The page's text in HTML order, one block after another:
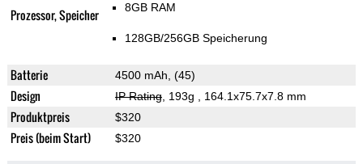
Prozessor, Speicher 8GB RAM
128GB/256GB Speicherung
Batterie 4500 mAh, (45)
Design IP Rating, 193g , 164.1x75.7x7.8 mm
Produktpreis $320
Preis (beim Start) $320